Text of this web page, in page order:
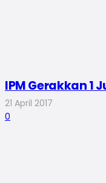
IPM Gerakkan 1
21 April 2017
0